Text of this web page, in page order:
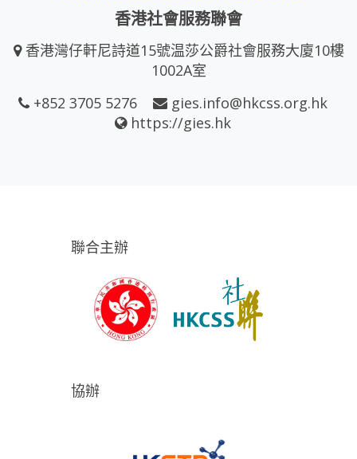
香港社會服務聯會
香港灣仔軒尼詩道15號温莎公爵社會服務大廈10樓
1002A室
+852 3705 5276
gies.info@hkcss.org.hk
https://gies.hk
聯合主辦
協辦